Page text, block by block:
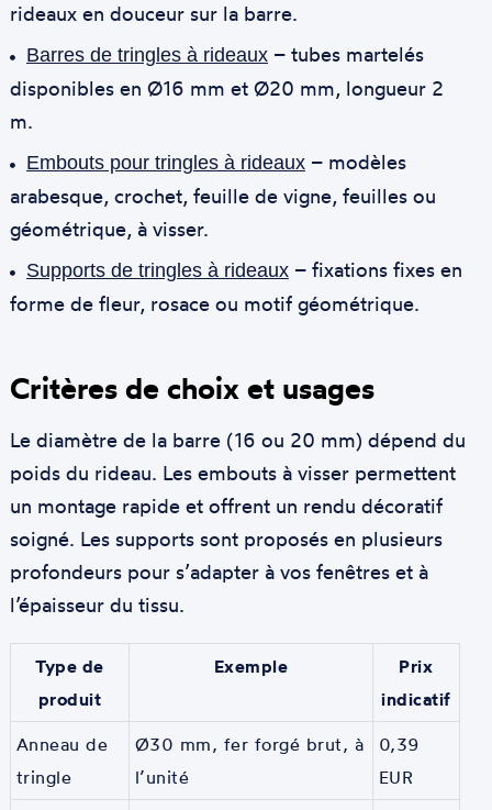
rideaux en douceur sur la barre.
Barres de tringles à rideaux– tubes martelés
disponibles en Ø16 mm et Ø20 mm, longueur 2
m.
Embouts pour tringles à rideaux– modèles
arabesque, crochet, feuille de vigne, feuilles ou
géométrique, à visser.
Supports de tringles à rideaux– fixations fixes en
forme de fleur, rosace ou motif géométrique.
Critères de choix et usages
Le diamètre de la barre (16 ou 20 mm) dépend du
poids du rideau. Les embouts à visser permettent
un montage rapide et offrent un rendu décoratif
soigné. Les supports sont proposés en plusieurs
profondeurs pour s’adapter à vos fenêtres et à
l’épaisseur du tissu.
Type de
produit
Exemple
Prix
indicatif
Anneau de
tringle
Ø30 mm, fer forgé brut, à
l’unité
0,39
EUR